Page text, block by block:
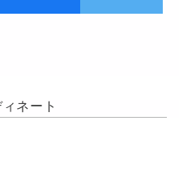
ネート